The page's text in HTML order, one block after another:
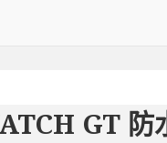
GT 防